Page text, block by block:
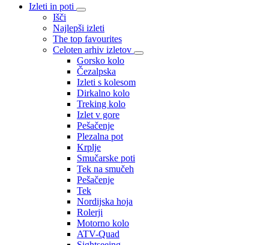
Izleti in poti
Išči
Najlepši izleti
The top favourites
Celoten arhiv izletov
Gorsko kolo
Čezalpska
Izleti s kolesom
Dirkalno kolo
Treking kolo
Izlet v gore
Pešačenje
Plezalna pot
Krplje
Smučarske poti
Tek na smučeh
Pešačenje
Tek
Nordijska hoja
Rolerji
Motorno kolo
ATV-Quad